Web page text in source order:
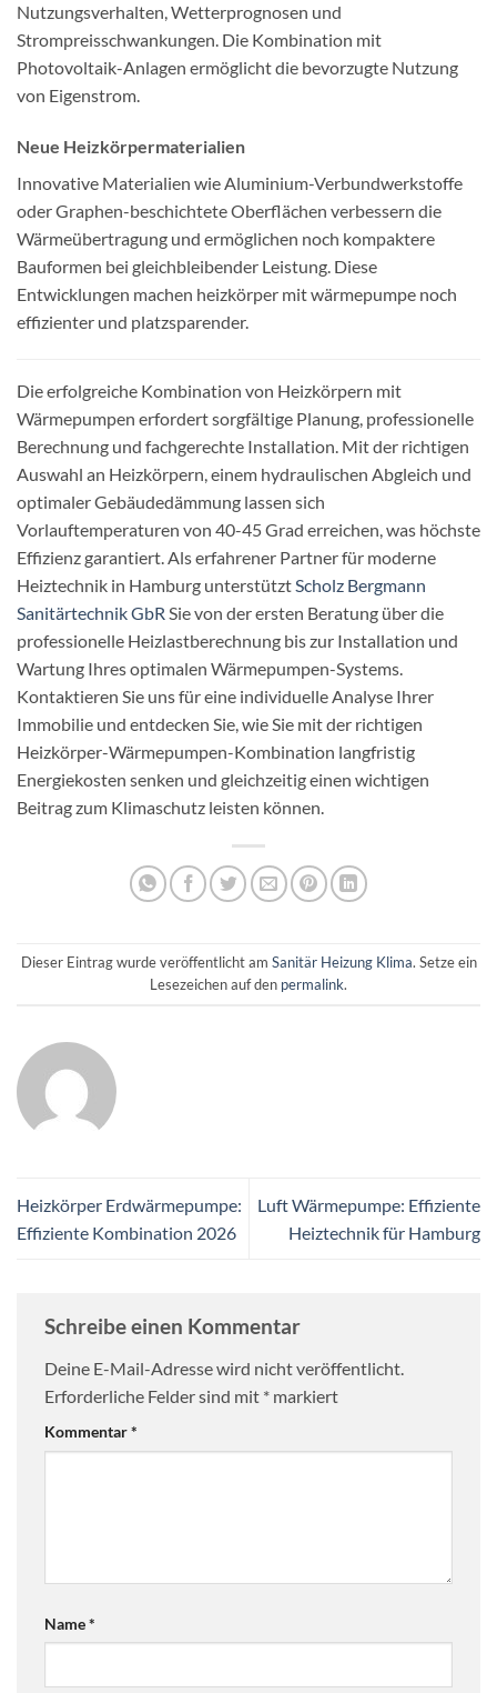
Nutzungsverhalten, Wetterprognosen und
Strompreisschwankungen. Die Kombination mit
Photovoltaik-Anlagen ermöglicht die bevorzugte Nutzung
von Eigenstrom.
Neue Heizkörpermaterialien
Innovative Materialien wie Aluminium-Verbundwerkstoffe
oder Graphen-beschichtete Oberflächen verbessern die
Wärmeübertragung und ermöglichen noch kompaktere
Bauformen bei gleichbleibender Leistung. Diese
Entwicklungen machen heizkörper mit wärmepumpe noch
effizienter und platzsparender.
Die erfolgreiche Kombination von Heizkörpern mit
Wärmepumpen erfordert sorgfältige Planung, professionelle
Berechnung und fachgerechte Installation. Mit der richtigen
Auswahl an Heizkörpern, einem hydraulischen Abgleich und
optimaler Gebäudedämmung lassen sich
Vorlauftemperaturen von 40-45 Grad erreichen, was höchste
Effizienz garantiert. Als erfahrener Partner für moderne
Heiztechnik in Hamburg unterstütztScholz Bergmann
Sanitärtechnik GbR Sie von der ersten Beratung über die
professionelle Heizlastberechnung bis zur Installation und
Wartung Ihres optimalen Wärmepumpen-Systems.
Kontaktieren Sie uns für eine individuelle Analyse Ihrer
Immobilie und entdecken Sie, wie Sie mit der richtigen
Heizkörper-Wärmepumpen-Kombination langfristig
Energiekosten senken und gleichzeitig einen wichtigen
Beitrag zum Klimaschutz leisten können.
Dieser Eintrag wurde veröffentlicht am Sanitär Heizung Klima. Setze ein
Lesezeichen auf den permalink.
Heizkörper Erdwärmepumpe:
Effiziente Kombination 2026
Luft Wärmepumpe: Effiziente
Heiztechnik für Hamburg
Schreibe einen Kommentar
Deine E-Mail-Adresse wird nicht veröffentlicht.
Erforderliche Felder sind mit * markiert
Kommentar*
Name*